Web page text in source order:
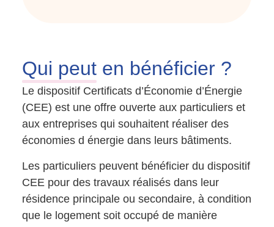
Qui peut en bénéficier ?
Le dispositif Certificats d’Économie d’Énergie
(CEE) est une offre ouverte aux particuliers et
aux entreprises qui souhaitent réaliser des
économies d énergie dans leurs bâtiments.
Les particuliers peuvent bénéficier du dispositif
CEE pour des travaux réalisés dans leur
résidence principale ou secondaire, à condition
que le logement soit occupé de manière